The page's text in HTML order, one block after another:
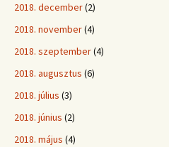
2018. december(2)
2018. november(4)
2018. szeptember(4)
2018. augusztus (6)
2018. július (3)
2018. június (2)
2018. május (4)